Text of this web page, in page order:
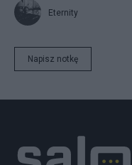
Eternity
Napisz notkę